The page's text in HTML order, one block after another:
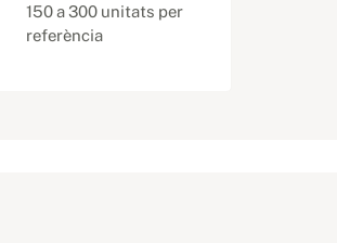
150 a 300 unitats per
referència